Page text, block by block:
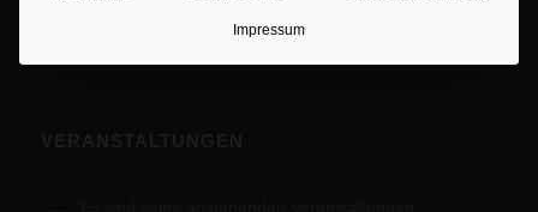
Impressum